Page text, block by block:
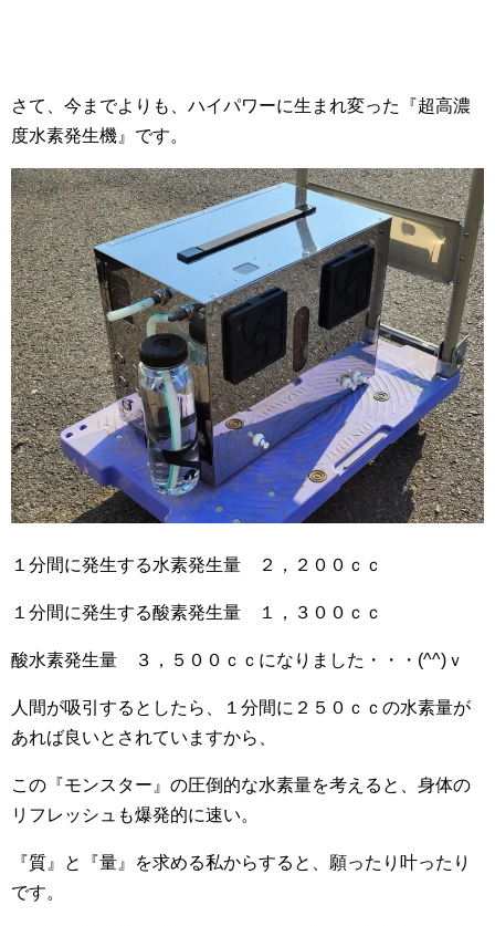
さて、今までよりも、ハイパワーに生まれ変った『超高濃
度水素発生機』です。
１分間に発生する水素発生量 ２，２００ｃｃ
１分間に発生する酸素発生量 １，３００ｃｃ
酸水素発生量 ３，５００ｃｃになりました・・・(^^)ｖ
人間が吸引するとしたら、１分間に２５０ｃｃの水素量が
あれば良いとされていますから、
この『モンスター』の圧倒的な水素量を考えると、身体の
リフレッシュも爆発的に速い。
『質』と『量』を求める私からすると、願ったり叶ったり
です。